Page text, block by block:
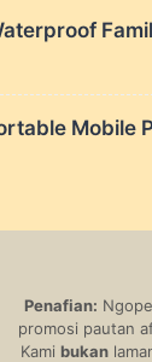
Penafian:
promosi pautan
Kami bukan